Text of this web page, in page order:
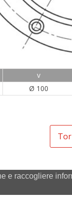
e raccogliere
v
Ø 100